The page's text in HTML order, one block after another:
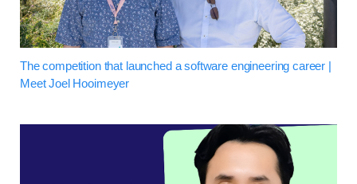
The competition that launched a software engineering career |
Meet Joel Hooimeyer